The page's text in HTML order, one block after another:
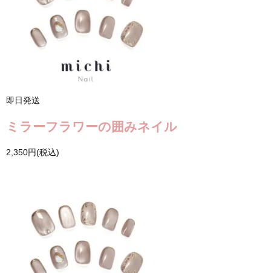
即日発送
ミラーフラワーの囲みネイル
2,350円(税込)